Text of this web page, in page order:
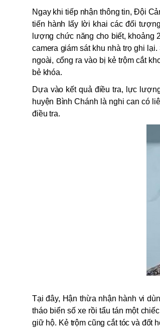
Ngay khi tiếp nhận thông tin, Đội
tiến hành lấy lời khai các đối
lượng chức năng cho biết, khoảng
camera giám sát khu nhà trọ ghi
ngoài, cổng ra vào bị kẻ trộm cắt
bẻ khóa.
Dựa vào kết quả điều tra, lực
huyện Bình Chánh là nghi can có
điều tra.
Tại đây, Hận thừa nhận hành vi
tháo biển số xe rồi tẩu tán một
giữ hộ. Kẻ trộm cũng cắt tóc và đốt